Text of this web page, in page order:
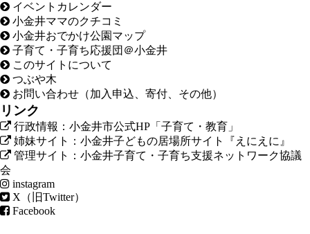
イベントカレンダー
小金井ママのクチコミ
小金井おでかけ公園マップ
子育て・子育ち応援団＠小金井
このサイトについて
つぶや木
お問い合わせ（加入申込、寄付、その他）
リンク
行政情報：小金井市公式HP「子育て・教育」
姉妹サイト：小金井子どもの居場所サイト『えにえに』
管理サイト：小金井子育て・子育ち支援ネットワーク協議
会
instagram
X（旧Twitter）
Facebook